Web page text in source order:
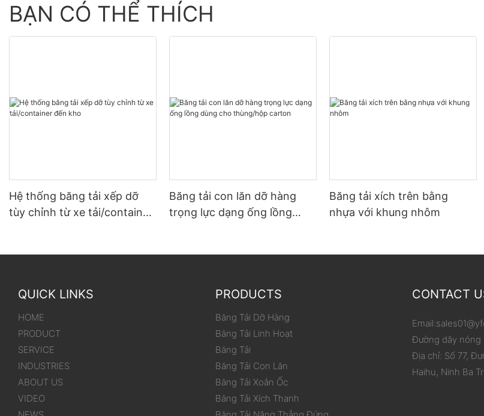
BẠN CÓ THỂ THÍCH
Hệ thống băng tải xếp dỡ
tùy chỉnh từ xe tải/container
Băng tải con lăn dỡ hàng
trọng lực dạng ống lồng
Băng tải xích trên bằng
nhựa với khung nhôm
QUICK LINKS
HOME
PRODUCT
SERVICE
INDUSTRIES
ABOUT US
VIDEO
PRODUCTS
Băng Tải Dỡ Hàng
Băng Tải Linh Hoạt
Băng Tải
Băng Tải Con Lăn
Băng Tải Xoắn Ốc
Băng Tải Xích Thanh
CONTACT
Email:
Đường dây nóng
Địa chỉ: Số 77,
Haihu, Ninh Ba